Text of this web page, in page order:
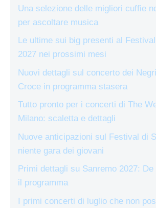
Una selezione delle migliori cuffie
per ascoltare musica
Le ultime sui big presenti al
2027 nei prossimi mesi
Nuovi dettagli sul concerto dei
Croce in programma stasera
Tutto pronto per i concerti di The
Milano: scaletta e dettagli
Nuove anticipazioni sul Festival di
niente gara dei giovani
Primi dettagli su Sanremo 2027:
il programma
I primi concerti di luglio che non